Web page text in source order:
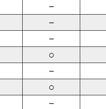
－
－
－
○
－
○
－